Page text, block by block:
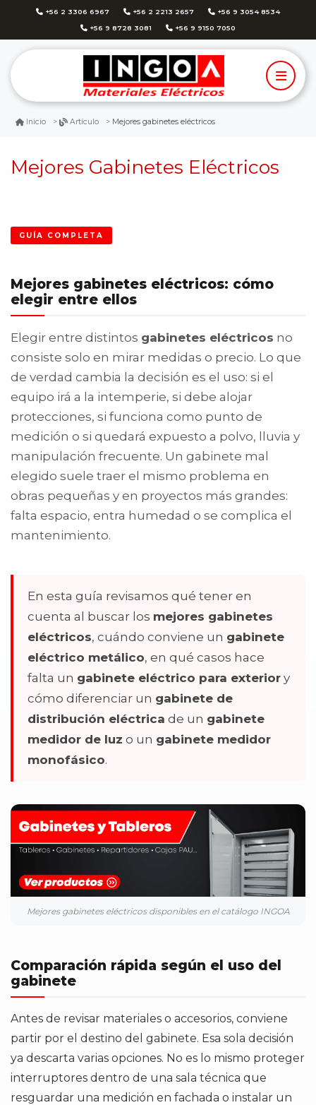
+56 2 3306 6967 +56 2 2213 2657 +56 9 3054 8534
+56 9 8728 3081 +56 9 9150 7050
Inicio Artículo Mejores gabinetes eléctricos
Mejores Gabinetes Eléctricos
GUÍA COMPLETA
Mejores gabinetes eléctricos: cómo
elegir entre ellos
Elegir entre distintos gabinetes eléctricos no
consiste solo en mirar medidas o precio. Lo que
de verdad cambia la decisión es el uso: si el
equipo irá a la intemperie, si debe alojar
protecciones, si funciona como punto de
medición o si quedará expuesto a polvo, lluvia y
manipulación frecuente. Un gabinete mal
elegido suele traer el mismo problema en
obras pequeñas y en proyectos más grandes:
falta espacio, entra humedad o se complica el
mantenimiento.
En esta guía revisamos qué tener en
cuenta al buscar los mejores gabinetes
eléctricos, cuándo conviene un gabinete
eléctrico metálico, en qué casos hace
falta un gabinete eléctrico para exterior y
cómo diferenciar un gabinete de
distribución eléctrica de un gabinete
medidor de luz o un gabinete medidor
monofásico.
Mejores gabinetes eléctricos disponibles en el catálogo INGOA
Comparación rápida según el uso del
gabinete
Antes de revisar materiales o accesorios, conviene
partir por el destino del gabinete. Esa sola decisión
ya descarta varias opciones. No es lo mismo proteger
interruptores dentro de una sala técnica que
resguardar una medición en fachada o instalar un